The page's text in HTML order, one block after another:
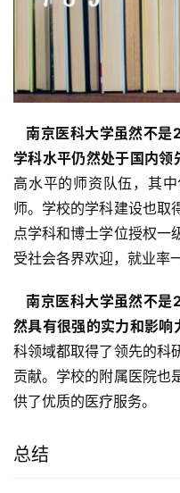
南京医科大学虽然不
学科水平仍然处于国内领
高水平的师资队伍，其
师。学校的学科建设也取
点学科和博士学位授权一
受社会各界欢迎，就业率
南京医科大学虽然不
然具有很强的实力和影响
科领域都取得了领先的科
贡献。学校的附属医院也
供了优质的医疗服务。
总结